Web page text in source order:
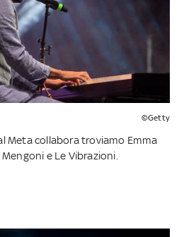
©Getty
Meta collabora troviamo Emma
e Le Vibrazioni.